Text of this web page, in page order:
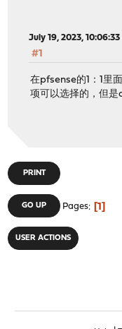
July 19, 2023, 10:06:33
#1
在pfsense的1：1里
项可以选择的，但
PRINT
GO UP Pages 1
USER ACTIONS